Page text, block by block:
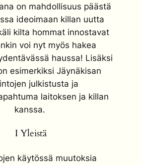
on mahdollisuus päästä
ideoimaan killan uutta
kilta hommat innostavat
voi nyt myös hakea
haussa! Lisäksi
esimerkiksi Jäynäkisan
julkistusta ja
laitoksen ja killan
kanssa.
I Yleistä
käytössä muutoksia